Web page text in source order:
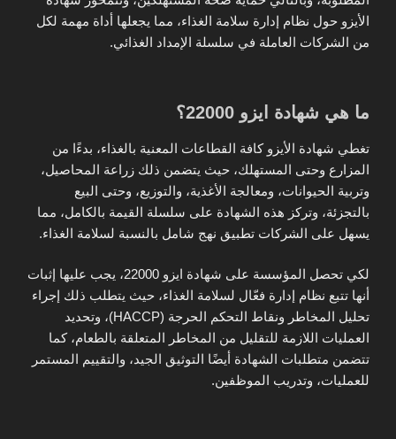
الأيزو حول نظام إدارة سلامة الغذاء، مما يجعلها أداة مهمة لكل
من الشركات العاملة في سلسلة الإمداد الغذائي.
ما هي شهادة ايزو 22000؟
تغطي شهادة الأيزو كافة القطاعات المعنية بالغذاء، بدءًا من
المزارع وحتى المستهلك، حيث يتضمن ذلك زراعة المحاصيل،
وتربية الحيوانات، ومعالجة الأغذية، والتوزيع، وحتى البيع
بالتجزئة، وتركز هذه الشهادة على سلسلة القيمة بالكامل، مما
يسهل على الشركات تطبيق نهج شامل بالنسبة لسلامة الغذاء.
لكي تحصل المؤسسة على شهادة ايزو 22000، يجب عليها إثبات
أنها تتبع نظام إدارة فعّال لسلامة الغذاء، حيث يتطلب ذلك إجراء
تحليل المخاطر ونقاط التحكم الحرجة (HACCP)، وتحديد
العمليات اللازمة للتقليل من المخاطر المتعلقة بالطعام، كما
تتضمن متطلبات الشهادة أيضًا التوثيق الجيد، والتقييم المستمر
للعمليات، وتدريب الموظفين.